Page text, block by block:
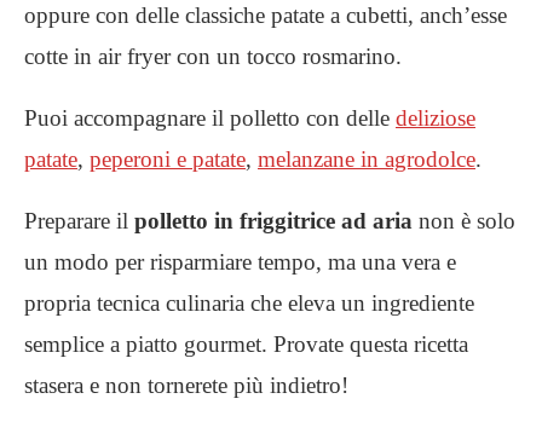
oppure con delle classiche patate a cubetti, anch’esse
cotte in air fryer con un tocco rosmarino.
Puoi accompagnare il polletto con delle deliziose
patate, peperoni e patate, melanzane in agrodolce.
Preparare il polletto in friggitrice ad aria non è solo
un modo per risparmiare tempo, ma una vera e
propria tecnica culinaria che eleva un ingrediente
semplice a piatto gourmet. Provate questa ricetta
stasera e non tornerete più indietro!